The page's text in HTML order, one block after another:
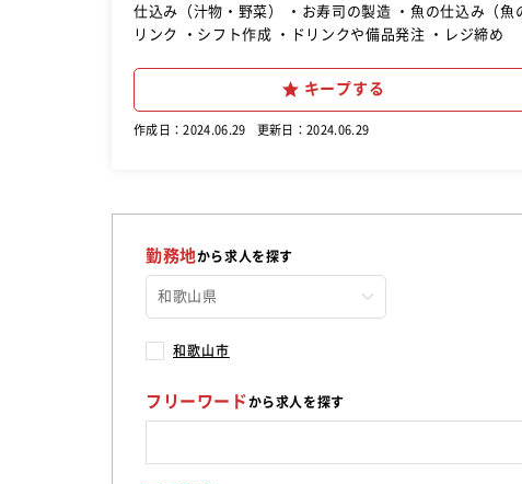
仕込み（汁物・野菜） ・お寿司の製造 ・魚の仕込み（魚の皮引き/切りつけ）
リンク ・シフト作成 ・ドリンクや備品発注 ・レジ締め
キープする
作成日：2024.06.29 更新日：2024.06.29
勤務地から求人を探す
和歌山市
フリーワードから求人を探す